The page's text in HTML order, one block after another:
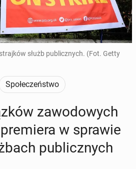
służb publicznych. (Fot. Getty
Społeczeństwo
za­wo­do­wych
w sprawie
pu­blicz­nych